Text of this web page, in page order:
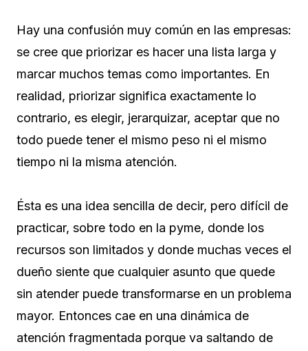
Hay una confusión muy común en las empresas:
se cree que priorizar es hacer una lista larga y
marcar muchos temas como importantes. En
realidad, priorizar significa exactamente lo
contrario, es elegir, jerarquizar, aceptar que no
todo puede tener el mismo peso ni el mismo
tiempo ni la misma atención.
Ésta es una idea sencilla de decir, pero difícil de
practicar, sobre todo en la pyme, donde los
recursos son limitados y donde muchas veces el
dueño siente que cualquier asunto que quede
sin atender puede transformarse en un problema
mayor. Entonces cae en una dinámica de
atención fragmentada porque va saltando de